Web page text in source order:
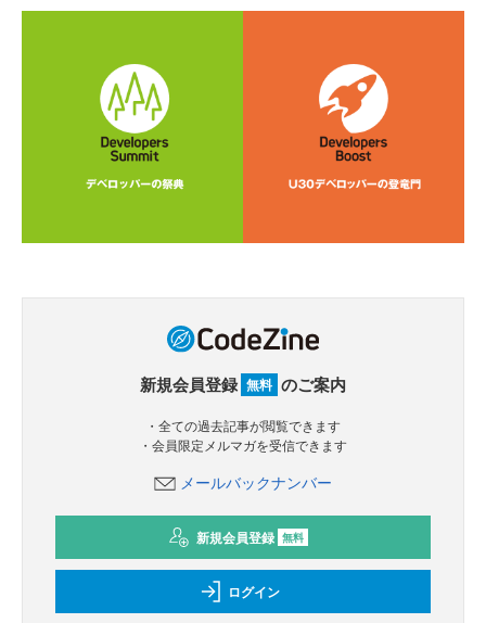
新規会員登録 無料 のご案内
・全ての過去記事が閲覧できます
・会員限定メルマガを受信できます
メールバックナンバー
新規会員登録 無料
ログイン